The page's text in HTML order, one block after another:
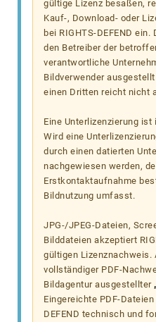
gültige Lizenz besaßen,
Kauf-, Download- oder
bei RIGHTS-DEFEND
den Betreiber der
verantwortliche
Bildverwender
einen Dritten reicht nicht
Eine Unterlizenzierung
Wird eine
durch einen datierten
nachgewiesen werden,
Erstkontaktaufnahme
Bildnutzung umfasst.
JPG-/JPEG-Dateien,
Bilddateien akzeptiert
gültigen Lizenznachweis.
vollständiger PDF-
Bildagentur ausgestellter
Eingereichte PDF-
DEFEND technisch und